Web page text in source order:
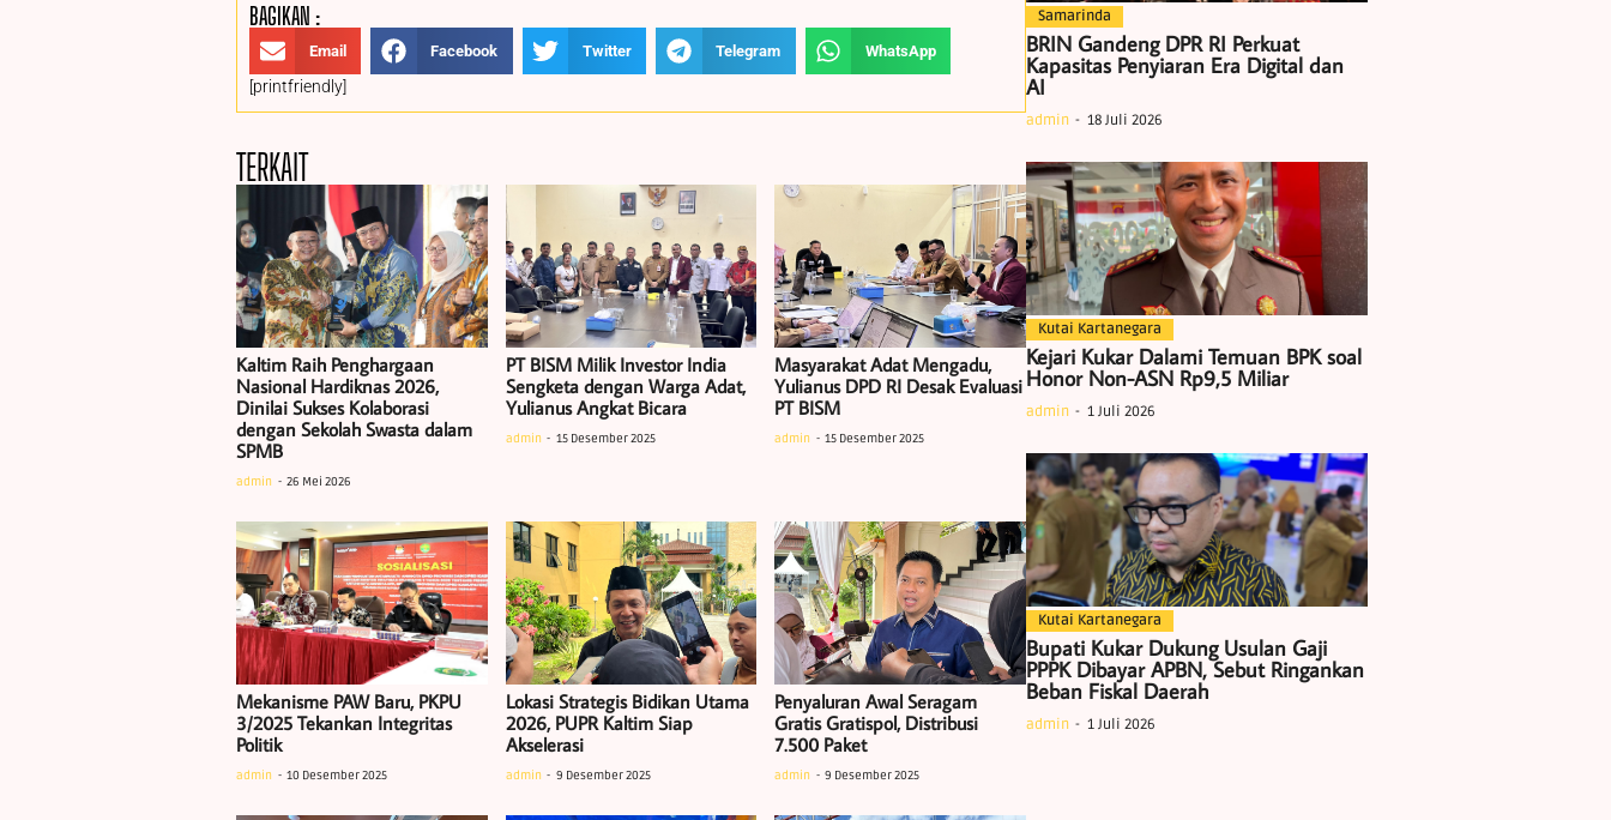
BAGIKAN :
Email Facebook Twitter Telegram WhatsApp
[printfriendly]
TERKAIT
Kaltim Raih Penghargaan
Nasional Hardiknas 2026,
Dinilai Sukses Kolaborasi
dengan Sekolah Swasta dalam
SPMB
admin 26 Mei 2026
PT BISM Milik Investor India
Sengketa dengan Warga Adat,
Yulianus Angkat Bicara
admin 15 Desember 2025
Masyarakat Adat Mengadu,
Yulianus DPD RI Desak Evaluasi
PT BISM
admin 15 Desember 2025
Mekanisme PAW Baru, PKPU
3/2025 Tekankan Integritas
Politik
admin 10 Desember 2025
Lokasi Strategis Bidikan Utama
2026, PUPR Kaltim Siap
Akselerasi
admin 9 Desember 2025
Penyaluran Awal Seragam
Gratis Gratispol, Distribusi
7.500 Paket
admin 9 Desember 2025
Samarinda
BRIN Gandeng DPR RI Perkuat
Kapasitas Penyiaran Era Digital dan
AI
admin 18 Juli 2026
Kutai Kartanegara
Kejari Kukar Dalami Temuan BPK soal
Honor Non-ASN Rp9,5 Miliar
admin 1 Juli 2026
Kutai Kartanegara
Bupati Kukar Dukung Usulan Gaji
PPPK Dibayar APBN, Sebut Ringankan
Beban Fiskal Daerah
admin 1 Juli 2026